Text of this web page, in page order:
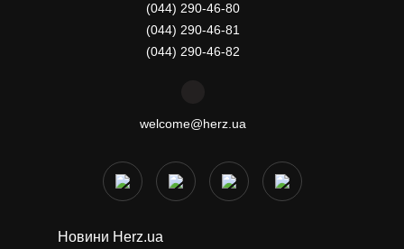
(044) 290-46-80
(044) 290-46-81
(044) 290-46-82
welcome@herz.ua
Новини Herz.ua